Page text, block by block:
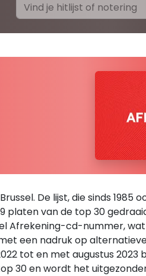
De lijst, die sinds 1985
platen van de top 30
Afrekening-cd-nummer,
een nadruk op
tot en met augustus 2023
30 en wordt het